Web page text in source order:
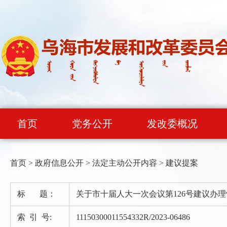
首页 党务公开 发改委概况
首页 > 政府信息公开 > 法定主动公开内容 > 建议提案
标 题： 关于市十届人大一次会议第126号建议办
索 引 号: 11150300011554332R/2023-06486